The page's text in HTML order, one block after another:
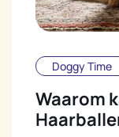
Doggy Time
Waarom